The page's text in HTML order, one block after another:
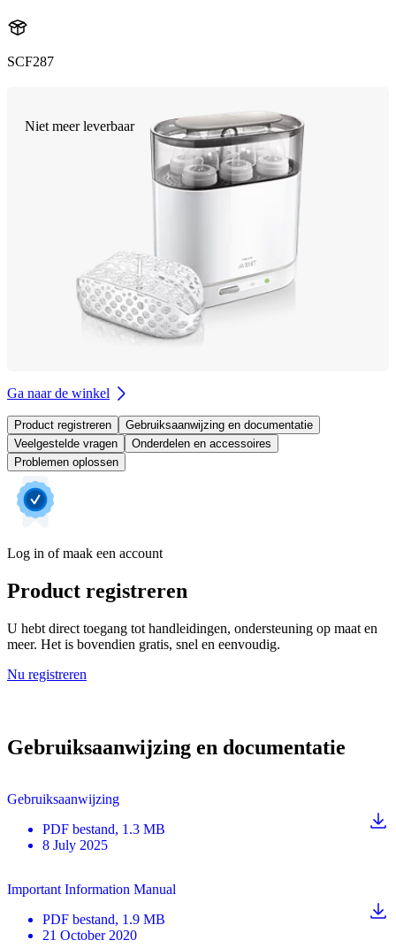
SCF287
Niet meer leverbaar
Ga naar de winkel
Product registreren
Gebruiksaanwijzing en documentatie
Veelgestelde vragen
Onderdelen en accessoires
Problemen oplossen
Log in of maak een account
Product registreren
U hebt direct toegang tot handleidingen, ondersteuning op maat en
meer. Het is bovendien gratis, snel en eenvoudig.
Nu registreren
Gebruiksaanwijzing en documentatie
Gebruiksaanwijzing
PDF bestand, 1.3 MB
8 July 2025
Important Information Manual
PDF bestand, 1.9 MB
21 October 2020